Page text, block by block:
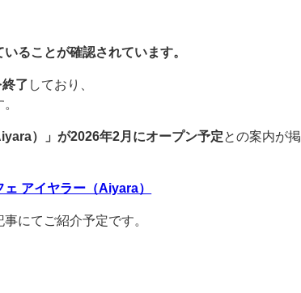
ることが確認されています。
了 しており、
）」が2026年2月にオープン予定 との案内が掲
アイヤラー（Aiyara）
にてご紹介予定です。